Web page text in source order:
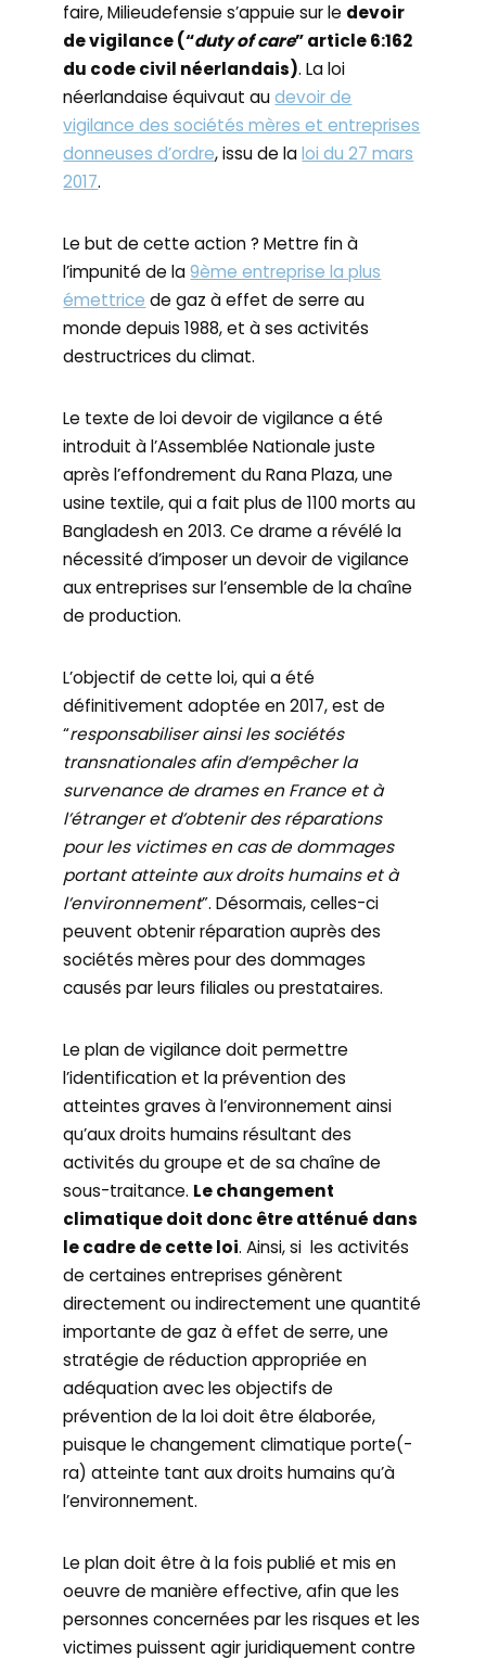
faire, Milieudefensie s’appuie sur le devoir
de vigilance (“duty of care” article 6:162
du code civil néerlandais). La loi
néerlandaise équivaut audevoir de
vigilance des sociétés mères et entreprises
donneuses d’ordre, issu de laloi du 27 mars
2017.
Le but de cette action ? Mettre fin à
l’impunité de la9ème entreprise la plus
émettrice de gaz à effet de serre au
monde depuis 1988, et à ses activités
destructrices du climat.
Le texte de loi devoir de vigilance a été
introduit à l’Assemblée Nationale juste
après l’effondrement du Rana Plaza, une
usine textile, qui a fait plus de 1100 morts au
Bangladesh en 2013. Ce drame a révélé la
nécessité d’imposer un devoir de vigilance
aux entreprises sur l’ensemble de la chaîne
de production.
L’objectif de cette loi, qui a été
définitivement adoptée en 2017, est de
“responsabiliser ainsi les sociétés
transnationales afin d’empêcher la
survenance de drames en France et à
l’étranger et d’obtenir des réparations
pour les victimes en cas de dommages
portant atteinte aux droits humains et à
l’environnement”. Désormais, celles-ci
peuvent obtenir réparation auprès des
sociétés mères pour des dommages
causés par leurs filiales ou prestataires.
Le plan de vigilance doit permettre
l’identification et la prévention des
atteintes graves à l’environnement ainsi
qu’aux droits humains résultant des
activités du groupe et de sa chaîne de
sous-traitance. Le changement
climatique doit donc être atténué dans
le cadre de cette loi. Ainsi, si les activités
de certaines entreprises génèrent
directement ou indirectement une quantité
importante de gaz à effet de serre, une
stratégie de réduction appropriée en
adéquation avec les objectifs de
prévention de la loi doit être élaborée,
puisque le changement climatique porte(-
ra) atteinte tant aux droits humains qu’à
l’environnement.
Le plan doit être à la fois publié et mis en
oeuvre de manière effective, afin que les
personnes concernées par les risques et les
victimes puissent agir juridiquement contre